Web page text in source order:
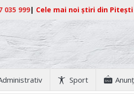
035 999| Cele mai noi știri din
Sport